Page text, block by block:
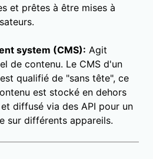
et prêtes à être mises à
system (CMS): Agit
de contenu. Le CMS d'un
qualifié de "sans tête", ce
est stocké en dehors
diffusé via des API pour un
sur différents appareils.